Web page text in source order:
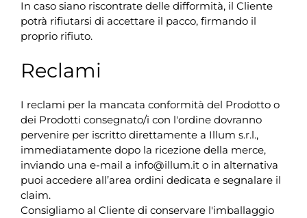
In caso siano riscontrate delle difformità, il Cliente
potrà rifiutarsi di accettare il pacco, firmando il
proprio rifiuto.
Reclami
I reclami per la mancata conformità del Prodotto o
dei Prodotti consegnato/i con l'ordine dovranno
pervenire per iscritto direttamente a Illum s.r.l.,
immediatamente dopo la ricezione della merce,
inviando una e-mail a info@illum.it o in alternativa
puoi accedere all’area ordini dedicata e segnalare il
claim.
Consigliamo al Cliente di conservare l'imballaggio